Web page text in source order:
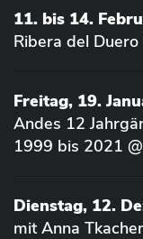
11. bis 14.
Ribera del Duero
Freitag, 19.
Andes 12
1999 bis 2021
Dienstag, 12.
mit Anna